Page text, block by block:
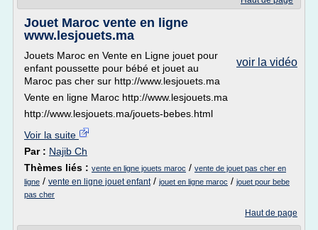
Jouet Maroc vente en ligne
www.lesjouets.ma
voir la vidéo
Jouets Maroc en Vente en Ligne jouet pour
enfant poussette pour bébé et jouet au
Maroc pas cher sur http://www.lesjouets.ma
Vente en ligne Maroc http://www.lesjouets.ma
http://www.lesjouets.ma/jouets-bebes.html
Voir la suite
Par : Najib Ch
Thèmes liés : vente en ligne jouets maroc / vente de jouet pas cher en
ligne / vente en ligne jouet enfant/ jouet en ligne maroc / jouet pour bebe
pas cher
Haut de page